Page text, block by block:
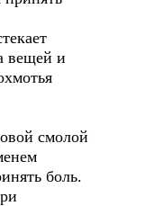
вещей и
смолой
боль.